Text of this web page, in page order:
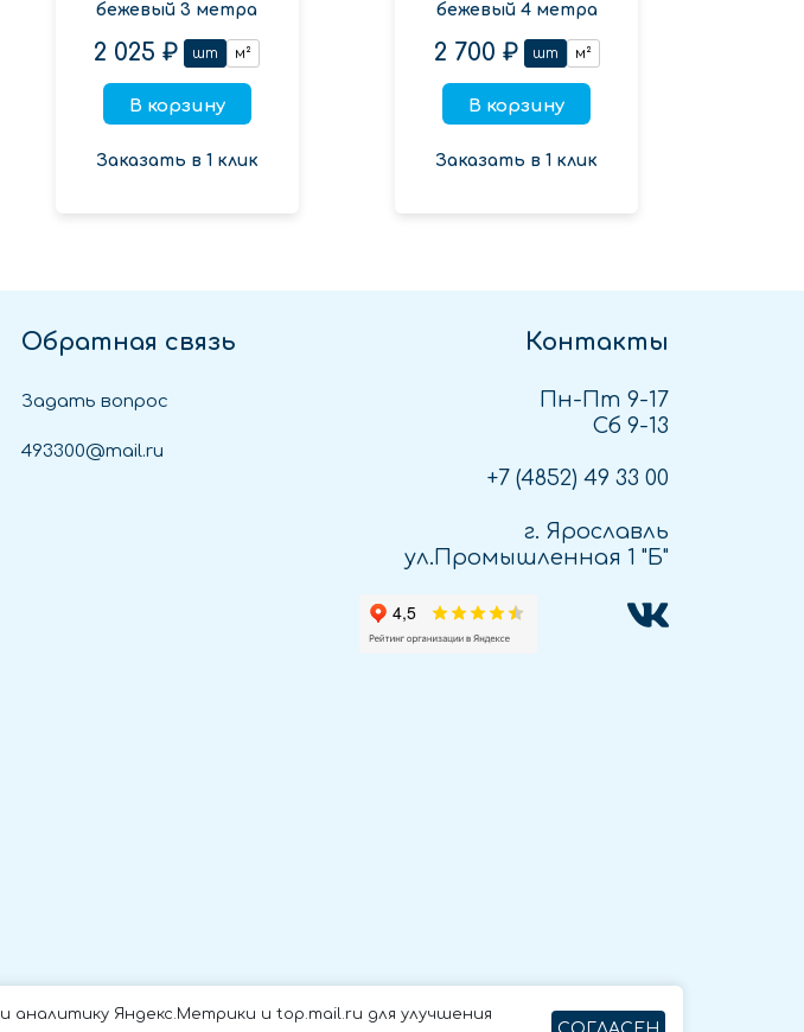
бежевый 3 метра
2 025 ₽ шт м²
В корзину
Заказать в 1 клик
бежевый 4 метра
2 700 ₽ шт м²
В корзину
Заказать в 1 клик
и аналитику Яндекс.Метрики и top.mail.ru для улучшения
Обратная связь
Задать вопрос
493300@mail.ru
Контакты
Пн-Пт 9-17
Сб 9-13
+7 (4852) 49 33 00
г. Ярославль
ул.Промышленная 1 "Б"